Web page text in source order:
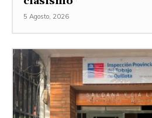
5 Agosto, 2026